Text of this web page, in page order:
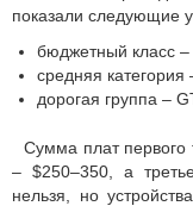
показали следующие
бюджетный класс
средняя
дорогая группа –
Сумма плат первого
– $250–350, а
нельзя, но